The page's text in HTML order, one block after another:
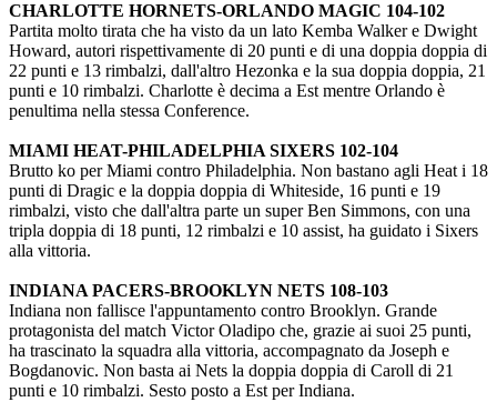
CHARLOTTE HORNETS-ORLANDO MAGIC 104-102
Partita molto tirata che ha visto da un lato Kemba Walker e Dwight
Howard, autori rispettivamente di 20 punti e di una doppia doppia di
22 punti e 13 rimbalzi, dall'altro Hezonka e la sua doppia doppia, 21
punti e 10 rimbalzi. Charlotte è decima a Est mentre Orlando è
penultima nella stessa Conference.
MIAMI HEAT-PHILADELPHIA SIXERS 102-104
Brutto ko per Miami contro Philadelphia. Non bastano agli Heat i 18
punti di Dragic e la doppia doppia di Whiteside, 16 punti e 19
rimbalzi, visto che dall'altra parte un super Ben Simmons, con una
tripla doppia di 18 punti, 12 rimbalzi e 10 assist, ha guidato i Sixers
alla vittoria.
INDIANA PACERS-BROOKLYN NETS 108-103
Indiana non fallisce l'appuntamento contro Brooklyn. Grande
protagonista del match Victor Oladipo che, grazie ai suoi 25 punti,
ha trascinato la squadra alla vittoria, accompagnato da Joseph e
Bogdanovic. Non basta ai Nets la doppia doppia di Caroll di 21
punti e 10 rimbalzi. Sesto posto a Est per Indiana.